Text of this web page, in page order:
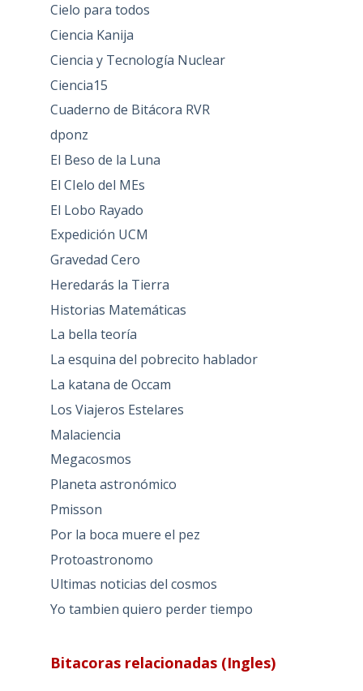
Cielo para todos
Ciencia Kanija
Ciencia y Tecnología Nuclear
Ciencia15
Cuaderno de Bitácora RVR
dponz
El Beso de la Luna
El CIelo del MEs
El Lobo Rayado
Expedición UCM
Gravedad Cero
Heredarás la Tierra
Historias Matemáticas
La bella teoría
La esquina del pobrecito hablador
La katana de Occam
Los Viajeros Estelares
Malaciencia
Megacosmos
Planeta astronómico
Pmisson
Por la boca muere el pez
Protoastronomo
Ultimas noticias del cosmos
Yo tambien quiero perder tiempo
Bitacoras relacionadas (Ingles)